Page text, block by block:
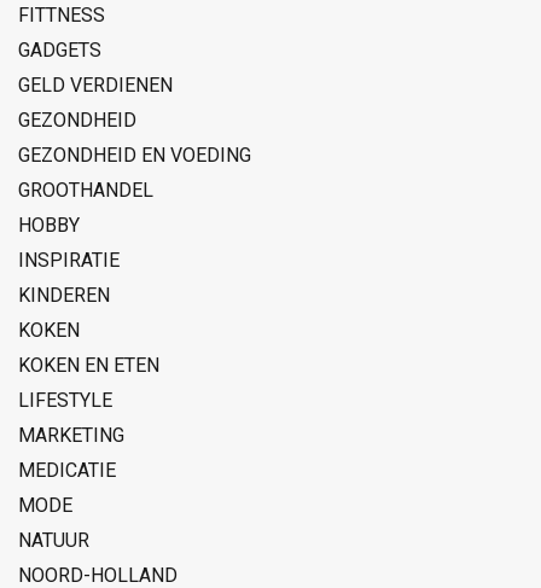
FITTNESS
GADGETS
GELD VERDIENEN
GEZONDHEID
GEZONDHEID EN VOEDING
GROOTHANDEL
HOBBY
INSPIRATIE
KINDEREN
KOKEN
KOKEN EN ETEN
LIFESTYLE
MARKETING
MEDICATIE
MODE
NATUUR
NOORD-HOLLAND